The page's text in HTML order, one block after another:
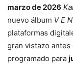
marzo de 2026
nuevo álbum V E
plataformas
gran vistazo
programado para